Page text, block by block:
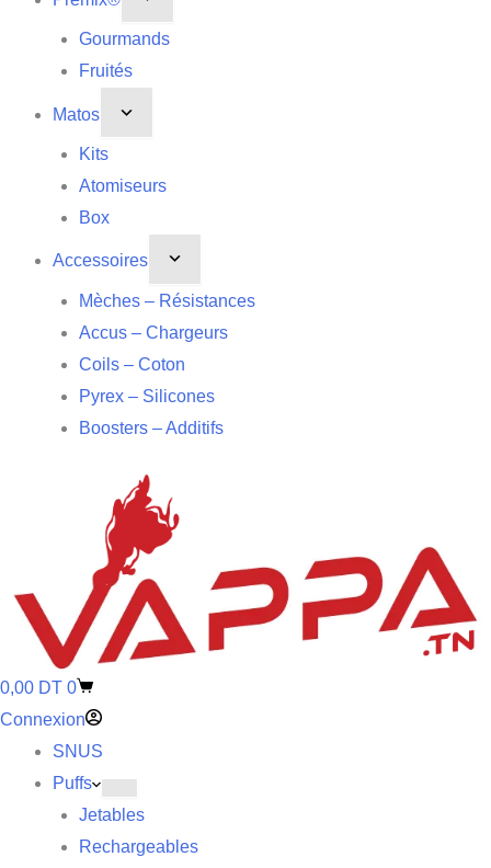
Gourmands
Fruités
Matos
Kits
Atomiseurs
Box
Accessoires
Mèches – Résistances
Accus – Chargeurs
Coils – Coton
Pyrex – Silicones
Boosters – Additifs
0,00 DT 0
Connexion
SNUS
Puffs
Jetables
Rechargeables